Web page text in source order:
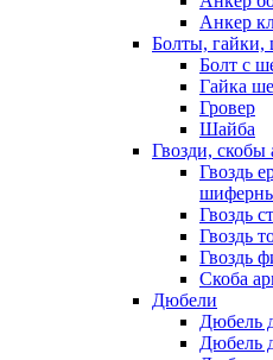
Анкер
Болты, гайки,
Болт c
Гайка
Гровер
Шайба
Гвозди, скобы
Гвоздь
Гвоздь
Гвоздь
Гвоздь
Скоба
Дюбели
Дюбель
Дюбель